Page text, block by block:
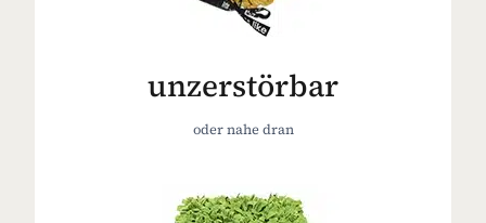
unzerstörbar
oder nahe dran